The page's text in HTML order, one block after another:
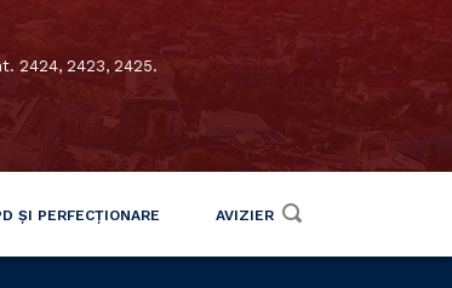
2424, 2423, 2425.
ȘI PERFECȚIONARE AVIZIER